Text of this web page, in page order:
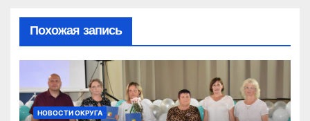
Похожая запись
НОВОСТИ ОКРУГА